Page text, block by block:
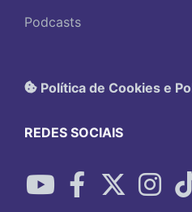
Podcasts
Política de Cookies e
REDES SOCIAIS